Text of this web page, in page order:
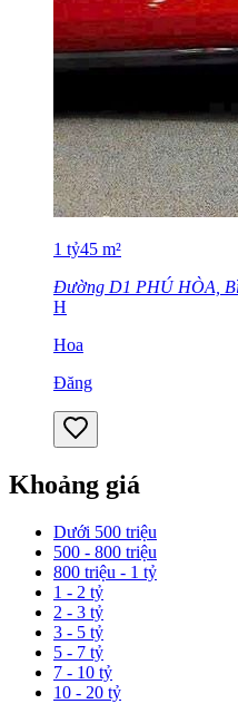
1 tỷ45 m²
Đường D1 PHÚ HÒA,
H
Hoa
Đăng
Khoảng giá
Dưới 500 triệu
500 - 800 triệu
800 triệu - 1 tỷ
1 - 2 tỷ
2 - 3 tỷ
3 - 5 tỷ
5 - 7 tỷ
7 - 10 tỷ
10 - 20 tỷ